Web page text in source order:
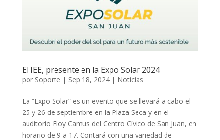
El IEE, presente en la Expo Solar 2024
por Soporte | Sep 18, 2024| Noticias
La “Expo Solar” es un evento que se llevará a cabo el
25 y 26 de septiembre en la Plaza Seca y en el
auditorio Eloy Camus del Centro Cívico de San Juan, en
horario de 9 a 17. Contará con una variedad de